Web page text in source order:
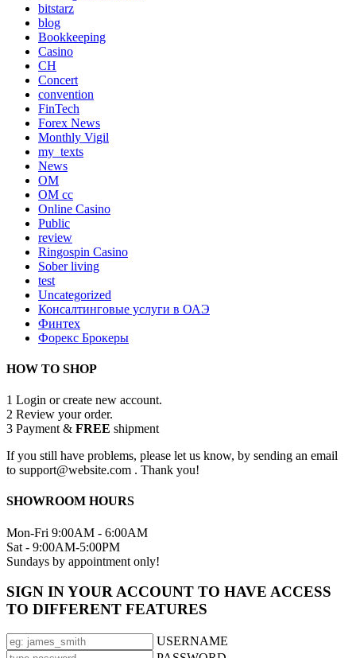
bitstarz
blog
Bookkeeping
Casino
CH
Concert
convention
FinTech
Forex News
Monthly Vigil
my_texts
News
OM
OM cc
Online Casino
Public
review
Ringospin Casino
Sober living
test
Uncategorized
Консалтинговые услуги в ОАЭ
Финтех
Форекс Брокеры
HOW TO SHOP
1 Login or create new account.
2 Review your order.
3 Payment & FREE shipment
If you still have problems, please let us know, by sending an email
to support@website.com . Thank you!
SHOWROOM HOURS
Mon-Fri 9:00AM - 6:00AM
Sat - 9:00AM-5:00PM
Sundays by appointment only!
SIGN IN YOUR ACCOUNT TO HAVE ACCESS
TO DIFFERENT FEATURES
USERNAME